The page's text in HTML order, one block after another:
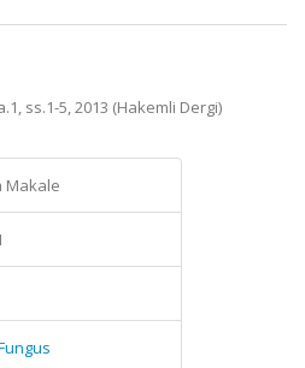
ss.1-5, 2013 (Hakemli Dergi)
Makale